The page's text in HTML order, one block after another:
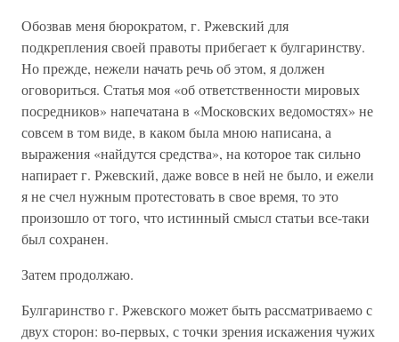
Обозвав меня бюрократом, г. Ржевский для
подкрепления своей правоты прибегает к булгаринству.
Но прежде, нежели начать речь об этом, я должен
оговориться. Статья моя «об ответственности мировых
посредников» напечатана в «Московских ведомостях» не
совсем в том виде, в каком была мною написана, а
выражения «найдутся средства», на которое так сильно
напирает г. Ржевский, даже вовсе в ней не было, и ежели
я не счел нужным протестовать в свое время, то это
произошло от того, что истинный смысл статьи все-таки
был сохранен.
Затем продолжаю.
Булгаринство г. Ржевского может быть рассматриваемо с
двух сторон: во-первых, с точки зрения искажения чужих